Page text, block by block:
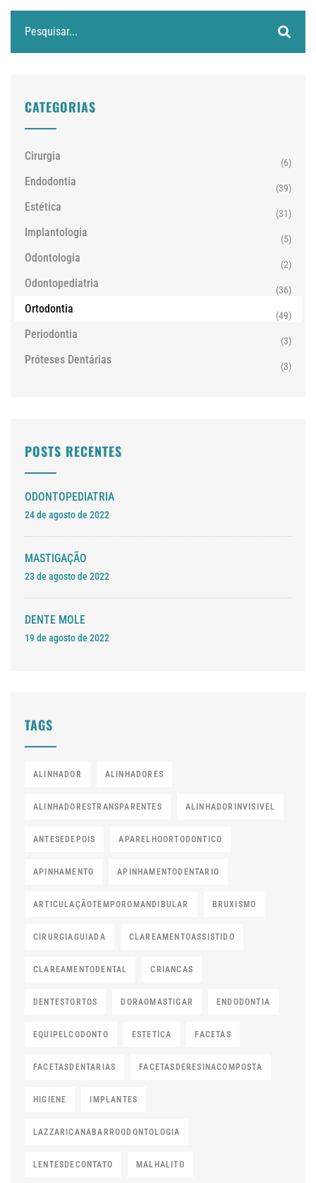
CATEGORIAS
Cirurgia (6)
Endodontia (39)
Estética (31)
Implantologia (5)
Odontologia (2)
Odontopediatria (36)
Ortodontia (49)
Periodontia (3)
Próteses Dentárias (3)
POSTS RECENTES
ODONTOPEDIATRIA
24 de agosto de 2022
MASTIGAÇÃO
23 de agosto de 2022
DENTE MOLE
19 de agosto de 2022
TAGS
ALINHADOR ALINHADORES
ALINHADORESTRANSPARENTES ALINHADORINVISIVEL
ANTESEDEPOIS APARELHOORTODONTICO
APINHAMENTO APINHAMENTODENTARIO
ARTICULAÇÃOTEMPOROMANDIBULAR BRUXISMO
CIRURGIAGUIADA CLAREAMENTOASSISTIDO
CLAREAMENTODENTAL CRIANCAS
DENTESTORTOS DORAOMASTIGAR ENDODONTIA
EQUIPELCODONTO ESTETICA FACETAS
FACETASDENTARIAS FACETASDERESINACOMPOSTA
HIGIENE IMPLANTES
LAZZARICANABARROODONTOLOGIA
LENTESDECONTATO MALHALITO